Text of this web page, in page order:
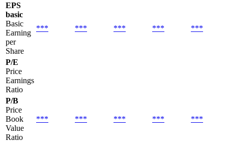
EPS
basic
Basic
Earning
per
Share
*** *** *** *** ***
P/E
Price
Earnings
Ratio
P/B
Price
Book
Value
Ratio
*** *** *** *** ***